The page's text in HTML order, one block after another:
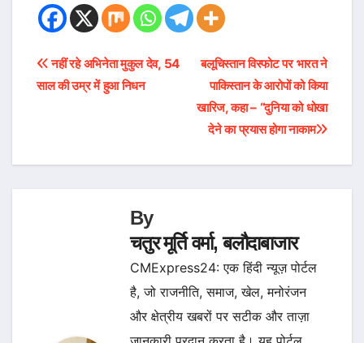
Post
navigation
बलूचिस्तान विस्फोट पर भारत ने
पाकिस्तान के आरोपों को किया
खारिज, कहा – “दुनिया को धोखा
देने का प्रयास होगा नाकाम
नहीं रहे अभिनेता मुकुल देव, 54
साल की उम्र में हुआ निधन
By
चतुर मूर्ति वर्मा, बलौदाबाजार
CMExpress24: एक हिंदी न्यूज़ पोर्टल
है, जो राजनीति, समाज, खेल, मनोरंजन
और क्षेत्रीय खबरों पर सटीक और ताज़ा